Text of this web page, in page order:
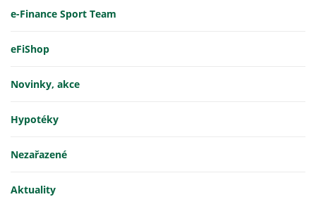
e-Finance Sport Team
eFiShop
Novinky, akce
Hypotéky
Nezařazené
Aktuality